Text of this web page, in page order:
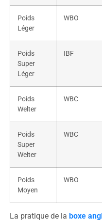
Poids
Léger
WBO
Poids
Super
Léger
IBF
Poids
Welter
WBC
Poids
Super
Welter
WBC
Poids
Moyen
WBO
La pratique de la boxe